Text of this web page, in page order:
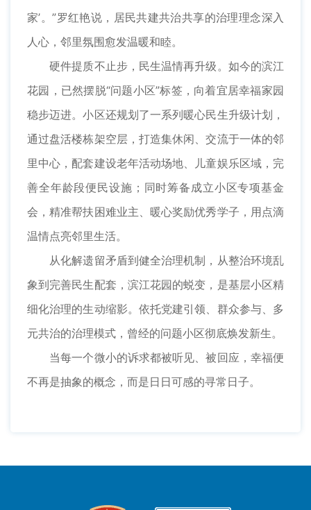
家’。”罗红艳说，居民共建共治共享的治理理念深入
人心，邻里氛围愈发温暖和睦。
硬件提质不止步，民生温情再升级。如今的滨江
花园，已然摆脱“问题小区”标签，向着宜居幸福家园
稳步迈进。小区还规划了一系列暖心民生升级计划，
通过盘活楼栋架空层，打造集休闲、交流于一体的邻
里中心，配套建设老年活动场地、儿童娱乐区域，完
善全年龄段便民设施；同时筹备成立小区专项基金
会，精准帮扶困难业主、暖心奖励优秀学子，用点滴
温情点亮邻里生活。
从化解遗留矛盾到健全治理机制，从整治环境乱
象到完善民生配套，滨江花园的蜕变，是基层小区精
细化治理的生动缩影。依托党建引领、群众参与、多
元共治的治理模式，曾经的问题小区彻底焕发新生。
当每一个微小的诉求都被听见、被回应，幸福便
不再是抽象的概念，而是日日可感的寻常日子。